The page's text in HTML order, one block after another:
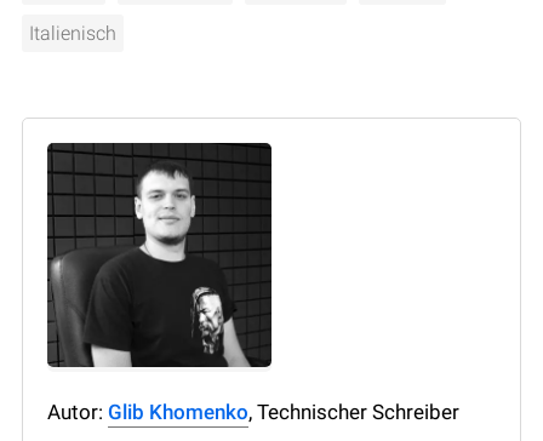
Italienisch
Autor: Glib Khomenko, Technischer Schreiber